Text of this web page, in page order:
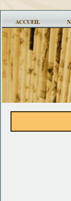
ACCUEIL